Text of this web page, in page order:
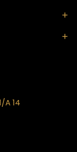
A 14